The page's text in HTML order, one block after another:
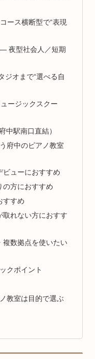
ース横断型で“表現
夜型社会人／短期
オまで“選べる自
ージックスクー
中駅南口直結）
府中のピアノ教室
ビューにおすすめ
の方におすすめ
すすめ
取れない方におすす
複数拠点を使いたい
クポイント
教室は目的で選ぶ